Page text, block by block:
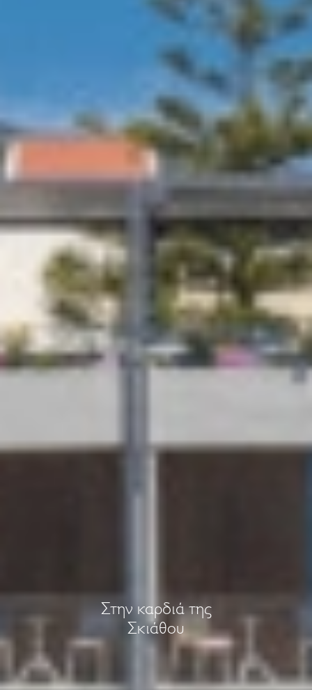
Στην καρδιά της
Σκιάθου